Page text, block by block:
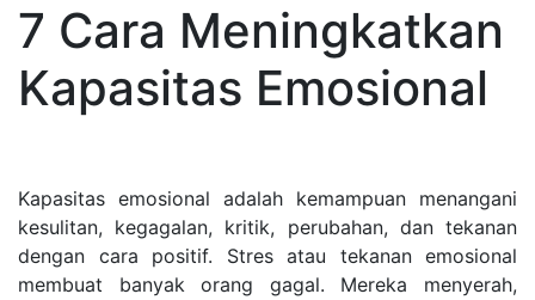
7 Cara Meningkatkan
Kapasitas Emosional
Kapasitas emosional adalah kemampuan menangani
kesulitan, kegagalan, kritik, perubahan, dan tekanan
dengan cara positif. Stres atau tekanan emosional
membuat banyak orang gagal. Mereka menyerah,